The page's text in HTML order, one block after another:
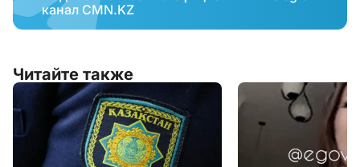
канал CMN.KZ
Читайте также